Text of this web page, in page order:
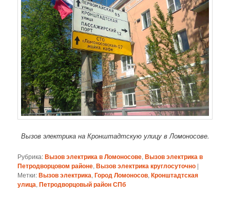
Вызов электрика на Кронштадтскую улицу в Ломоносове.
Рубрика:Вызов электрика в Ломоносове,Вызов электрика в
Петродворцовом районе,Вызов электрика круглосуточно |
Метки:Вызов электрика,Город Ломоносов,Кронштадтская
улица,Петродворцовый район СПб